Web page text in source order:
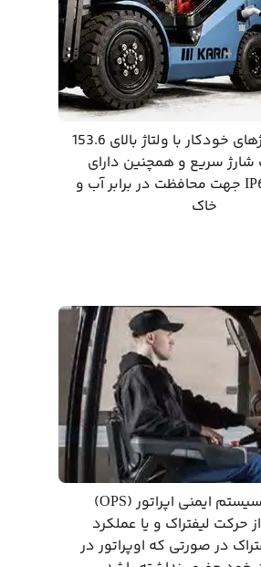
مجهز به شارژهای خودکار با ولتاژ بالای 153.6
سریع و همچنین دارای
استاندارد IP65 جهت محافظت در برابر آب و
خاک
مجهز به سیستم ایمنی اپراتور (OPS)
حرکت لیفتراک و یا عملکرد
در صورتی که اوپراتور در